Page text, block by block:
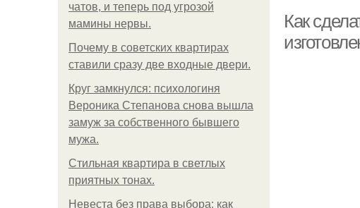
чатов, и теперь под угрозой
мамины нервы.
Почему в советских квартирах
ставили сразу две входные двери.
Круг замкнулся: психологиня
Вероника Степанова снова вышла
замуж за собственного бывшего
мужа.
Стильная квартира в светлых
приятных тонах.
Невеста без права выбора: как
Как